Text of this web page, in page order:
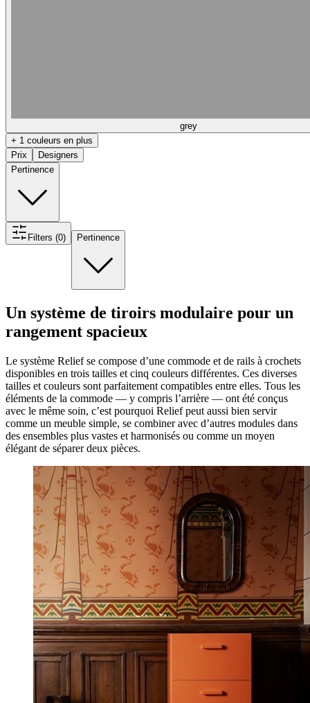
grey
+ 1 couleurs en plus
Prix
Designers
Pertinence
Filters (0) Pertinence
Un système de tiroirs modulaire pour un
rangement spacieux
Le système Relief se compose d’une commode et de rails à crochets
disponibles en trois tailles et cinq couleurs différentes. Ces diverses
tailles et couleurs sont parfaitement compatibles entre elles. Tous les
éléments de la commode — y compris l’arrière — ont été conçus
avec le même soin, c’est pourquoi Relief peut aussi bien servir
comme un meuble simple, se combiner avec d’autres modules dans
des ensembles plus vastes et harmonisés ou comme un moyen
élégant de séparer deux pièces.